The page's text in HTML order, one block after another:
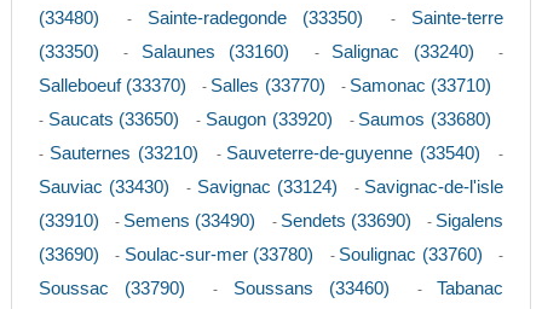
(33480)
- Sainte-radegonde (33350) - Sainte-terre
(33350)
- Salaunes (33160) - Salignac (33240) -
Salleboeuf (33370) - Salles (33770) - Samonac (33710)
- Saucats (33650) - Saugon (33920) - Saumos (33680)
- Sauternes (33210) - Sauveterre-de-guyenne (33540) -
Sauviac (33430) - Savignac (33124) - Savignac-de-l'isle
(33910)
- Semens (33490) - Sendets (33690) - Sigalens
(33690)
- Soulac-sur-mer (33780) - Soulignac (33760) -
Soussac (33790) - Soussans (33460) - Tabanac